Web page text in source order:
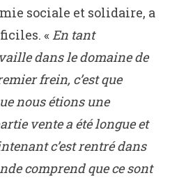
sociale et solidaire, a
« En tant
dans le domaine de
frein, c’est que
nous étions une
vente a été longue et
c’est rentré dans
comprend que ce sont